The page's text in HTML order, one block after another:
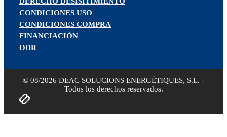
CONDICIONES USO
CONDICIONES COMPRA
FINANCIACIÓN
ODR
© 08/2026 DEAC SOLUCIONS ENERGÈTIQUES, S.L. -
Todos los derechos reservados.